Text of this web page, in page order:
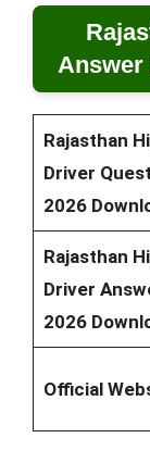
Answer
Rajasthan
Driver
2026
Rajasthan
Driver
2026
Official